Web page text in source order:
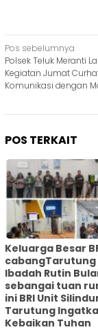
Navigasi
pos
Pos sebelumnya
Polsek Teluk Meranti
Kegiatan Jumat
Komunikasi dengan
POS TERKAIT
Keluarga Besar
cabangTarutung
Ibadah Rutin
sebangai tuan
ini BRI Unit
Tarutung
Kebaikan Tuhan